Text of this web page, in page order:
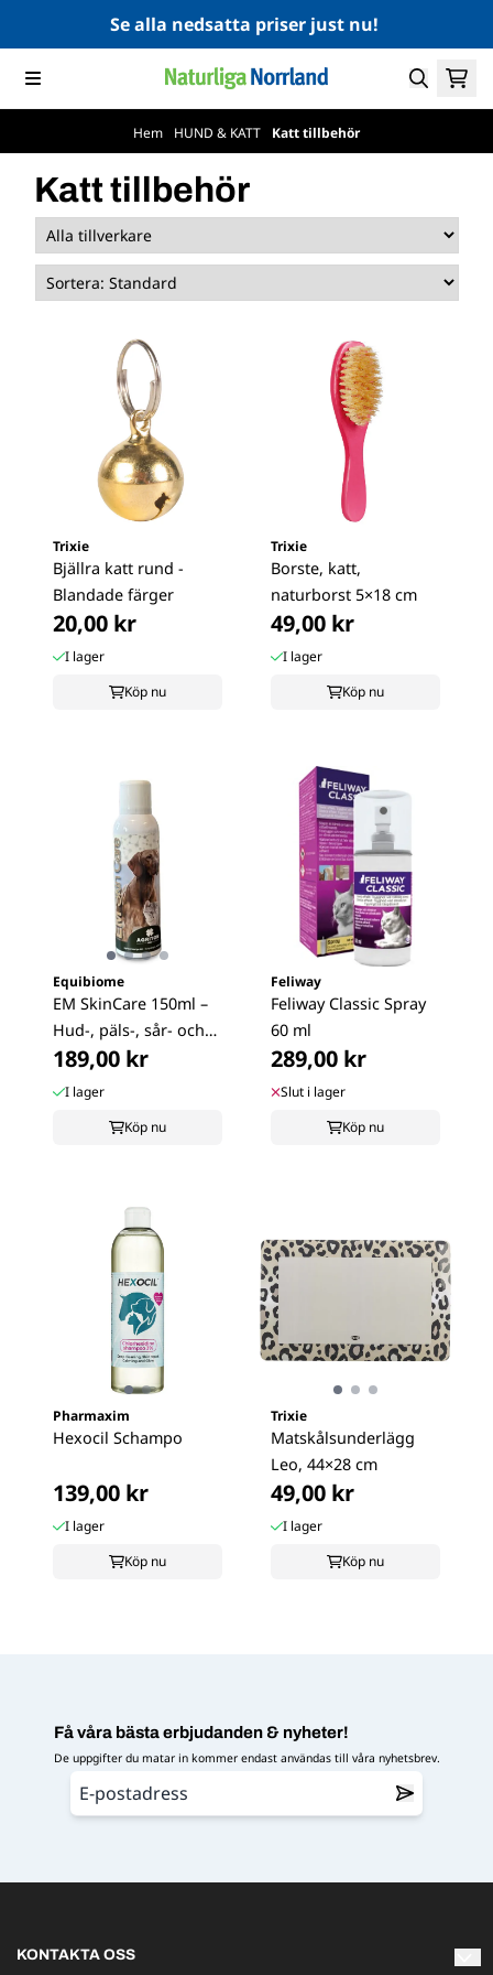
Hoppa till innehållSe alla nedsatta priser just nu!
Hem HUND & KATT Katt tillbehör
Katt tillbehör
Trixie
Bjällra katt rund -
Blandade färger
20,00 kr
I lager
Köp nu
Trixie
Borste, katt,
naturborst 5×18 cm
49,00 kr
I lager
Köp nu
Equibiome
EM SkinCare 150ml –
Hud-, päls-, sår- och
...
189,00 kr
I lager
Köp nu
Feliway
Feliway Classic Spray
60 ml
289,00 kr
Slut i lager
Köp nu
Pharmaxim
Hexocil Schampo
139,00 kr
I lager
Köp nu
Trixie
Matskålsunderlägg
Leo, 44×28 cm
49,00 kr
I lager
Köp nu
Få våra bästa erbjudanden & nyheter!
De uppgifter du matar in kommer endast användas till våra nyhetsbrev.
KONTAKTA OSS